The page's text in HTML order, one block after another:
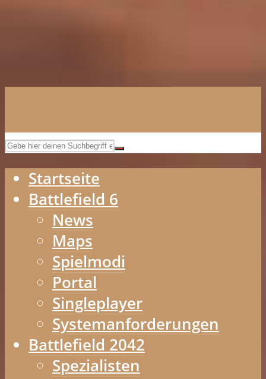
Startseite
Battlefield 6
News
Maps
Spielmodi
Portal
Singleplayer
Systemanforderungen
Battlefield 2042
Spezialisten